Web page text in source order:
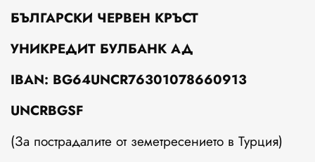
БЪЛГАРСКИ ЧЕРВЕН КРЪСТ
УНИКРЕДИТ БУЛБАНК АД
IBAN: BG64UNCR76301078660913
UNCRBGSF
(За пострадалите от земетресението в Турция)